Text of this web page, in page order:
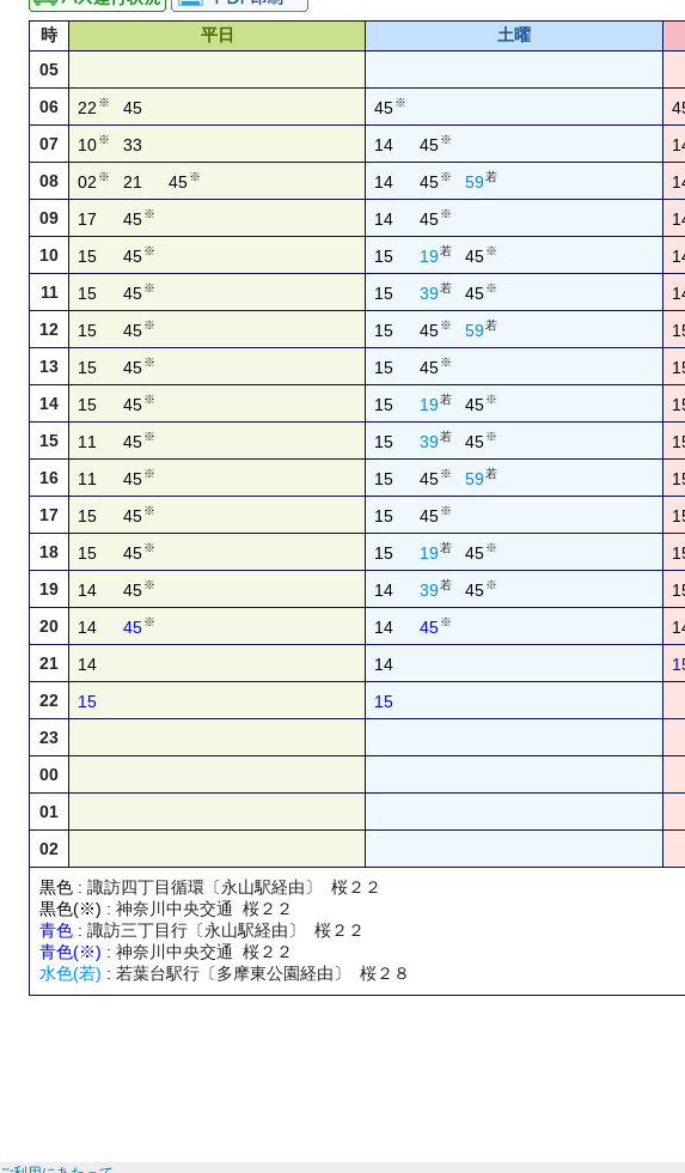
時 平日 土曜
05
06
22 ※ 45 45※
07 10※ 33 14 45※
08 02 ※ 21 45※ 14 45※ 59若
09 17 45※ 14 45※
10 15 45※ 15 19若 45※
11 15 45※ 15 39若 45※
12 15 45※ 15 45※ 59若
13 15 45※ 15 45※
14 15 45※ 15 19若 45※
15 11 45※ 15 39若 45※
16 11 45※ 15 45※ 59若
17 15 45※ 15 45※
18 15 45※ 15 19若 45※
19 14 45※ 14 39若 45※
20 14 45※ 14 45※
21 14 14
22
15
15
23
00
01
02
黒色 : 諏訪四丁目循環〔永山駅経由〕 桜２２
黒色(※) : 神奈川中央交通 桜２２
青色 : 諏訪三丁目行〔永山駅経由〕 桜２２
青色(※) : 神奈川中央交通 桜２２
水色(若) : 若葉台駅行〔多摩東公園経由〕 桜２８